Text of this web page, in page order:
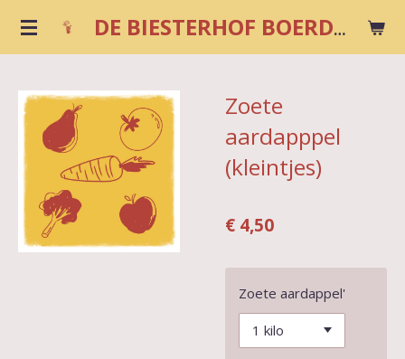
Ga
de
hoofdinhoud
DE BIESTERHOF BOERDERIJWINKEL
Zoete
aardapppel
(kleintjes)
€ 4,50
Zoete aardappel'